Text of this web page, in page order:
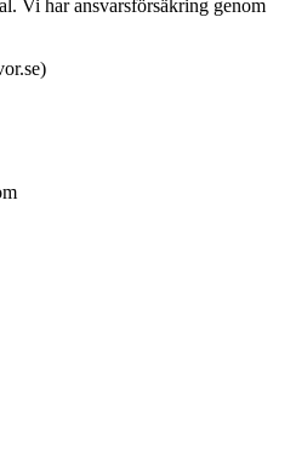
Vi har ansvarsförsäkring genom